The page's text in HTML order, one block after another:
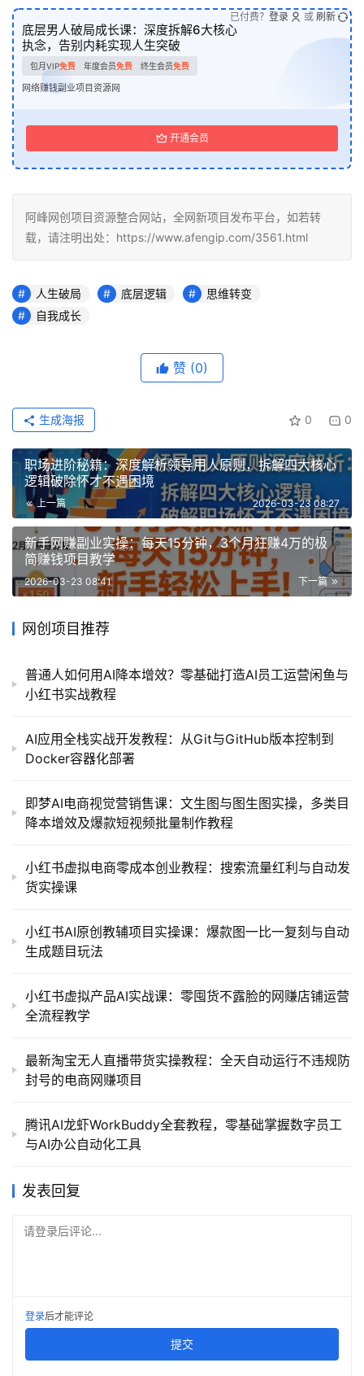
底层男人破局成长课：深度拆解6大核心
执念，告别内耗实现人生突破
包月VIP免费 年度会员免费 终生会员免费
网络赚钱副业项目资源网
开通会员
已付费？ 登录 或 刷新
阿峰网创项目资源整合网站，全网新项目发布平台，如若转
载，请注明出处：https://www.afengip.com/3561.html
人生破局 底层逻辑
思维转变
自我成长
赞 (0)
0 0
生成海报
职场进阶秘籍：深度解析领导用人原则，拆解四大核心
逻辑破除怀才不遇困境
上一篇 2026-03-23 08:27
新手网赚副业实操：每天15分钟，3个月狂赚4万的极
简赚钱项目教学
下一篇
2026-03-23 08:41
网创项目推荐
普通人如何用AI降本增效？零基础打造AI员工运营闲鱼与
小红书实战教程
AI应用全栈实战开发教程：从Git与GitHub版本控制到
Docker容器化部署
即梦AI电商视觉营销售课：文生图与图生图实操，多类目
降本增效及爆款短视频批量制作教程
小红书虚拟电商零成本创业教程：搜索流量红利与自动发
货实操课
小红书AI原创教辅项目实操课：爆款图一比一复刻与自动
生成题目玩法
小红书虚拟产品AI实战课：零囤货不露脸的网赚店铺运营
全流程教学
最新淘宝无人直播带货实操教程：全天自动运行不违规防
封号的电商网赚项目
腾讯AI龙虾WorkBuddy全套教程，零基础掌握数字员工
与AI办公自动化工具
发表回复
请登录后评论...
登录后才能评论
提交